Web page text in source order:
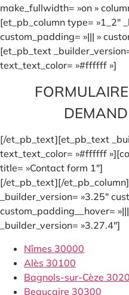
make_fullwidth= »on »
[et_pb_column type= »1_2″
custom_padding= »||| »
[et_pb_text
text_text_color= »#ffffff »]
[/et_pb_text][et_pb_text
text_text_color= »#ffffff
title= »Contact form 1″]
[/et_pb_text][/
_builder_version= »3.25″
custom_padding__hover=
_builder_version= »3.27.4″]
Nîmes 30000
Alès 30100
Bagnols-sur-Cèze
Beaucaire 30300